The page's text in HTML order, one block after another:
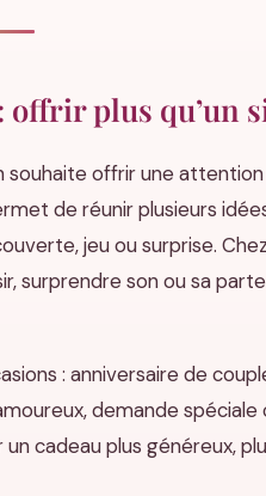
offrir plus qu’un
souhaite offrir une
de réunir plusieurs
jeu ou surprise.
surprendre son ou sa
: anniversaire de
demande spéciale
cadeau plus généreux,